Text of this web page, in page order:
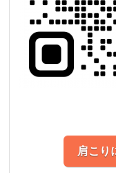
肩こり